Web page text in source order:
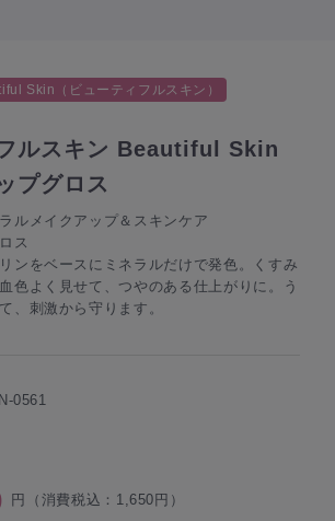
Skin（ビューティフルスキン）
ルスキン Beautiful Skin
プグロス
ルメイクアップ＆スキンケア
ス
ンをベースにミネラルだけで発色。くすみ
色よく見せて、つやのある仕上がりに。う
、刺激から守ります。
0561
円（消費税込：1,650円）